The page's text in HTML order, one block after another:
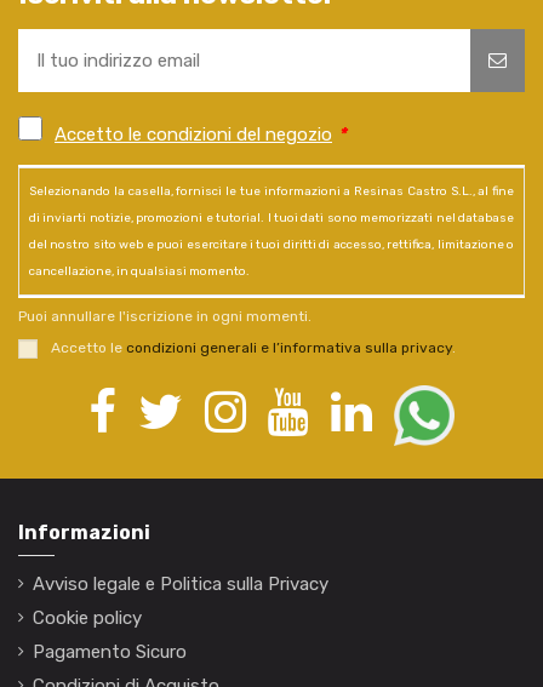
Accetto le condizioni del negozio *
Selezionando la casella, fornisci le tue informazioni a Resinas Castro S.L., al fine
di inviarti notizie, promozioni e tutorial. I tuoi dati sono memorizzati nel database
del nostro sito web e puoi esercitare i tuoi diritti di accesso, rettifica, limitazione o
cancellazione, in qualsiasi momento.
Puoi annullare l'iscrizione in ogni momenti.
Accetto le condizioni generali e l’informativa sulla privacy.
Informazioni
Avviso legale e Politica sulla Privacy
Cookie policy
Pagamento Sicuro